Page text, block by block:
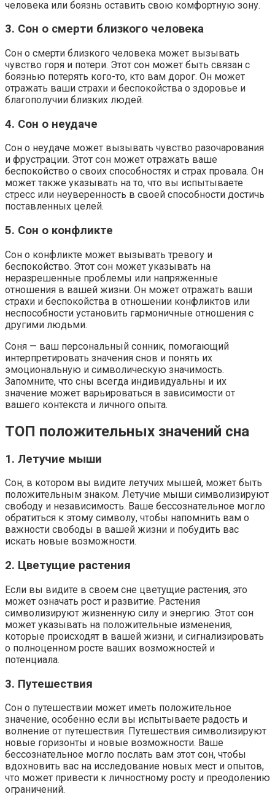
человека или боязнь оставить свою комфортную зону.
3. Сон о смерти близкого человека
Сон о смерти близкого человека может вызывать
чувство горя и потери. Этот сон может быть связан с
боязнью потерять кого-то, кто вам дорог. Он может
отражать ваши страхи и беспокойства о здоровье и
благополучии близких людей.
4. Сон о неудаче
Сон о неудаче может вызывать чувство разочарования
и фрустрации. Этот сон может отражать ваше
беспокойство о своих способностях и страх провала. Он
может также указывать на то, что вы испытываете
стресс или неуверенность в своей способности достичь
поставленных целей.
5. Сон о конфликте
Сон о конфликте может вызывать тревогу и
беспокойство. Этот сон может указывать на
неразрешенные проблемы или напряженные
отношения в вашей жизни. Он может отражать ваши
страхи и беспокойства в отношении конфликтов или
неспособности установить гармоничные отношения с
другими людьми.
Соня — ваш персональный сонник, помогающий
интерпретировать значения снов и понять их
эмоциональную и символическую значимость.
Запомните, что сны всегда индивидуальны и их
значение может варьироваться в зависимости от
вашего контекста и личного опыта.
ТОП положительных значений сна
1. Летучие мыши
Сон, в котором вы видите летучих мышей, может быть
положительным знаком. Летучие мыши символизируют
свободу и независимость. Ваше бессознательное могло
обратиться к этому символу, чтобы напомнить вам о
важности свободы в вашей жизни и побудить вас
искать новые возможности.
2. Цветущие растения
Если вы видите в своем сне цветущие растения, это
может означать рост и развитие. Растения
символизируют жизненную силу и энергию. Этот сон
может указывать на положительные изменения,
которые происходят в вашей жизни, и сигнализировать
о полноценном росте ваших возможностей и
потенциала.
3. Путешествия
Сон о путешествии может иметь положительное
значение, особенно если вы испытываете радость и
волнение от путешествия. Путешествия символизируют
новые горизонты и новые возможности. Ваше
бессознательное могло послать вам этот сон, чтобы
вдохновить вас на исследование новых мест и опытов,
что может привести к личностному росту и преодолению
ограничений.